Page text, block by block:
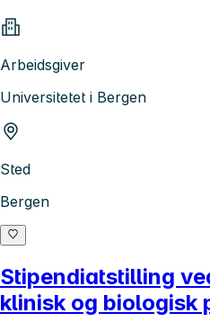
Arbeidsgiver
Universitetet i Bergen
Sted
Bergen
Stipendiatstilling
klinisk og biologisk